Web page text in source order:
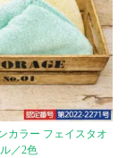
カラー フェイスタオ
ル／2色